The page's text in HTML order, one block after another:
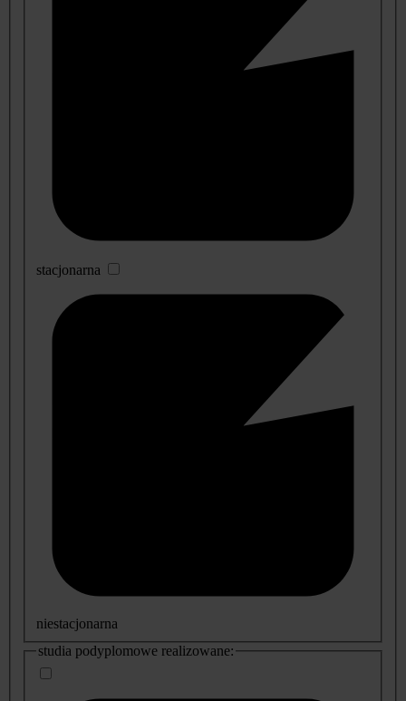
stacjonarna
niestacjonarna
studia podyplomowe realizowane: